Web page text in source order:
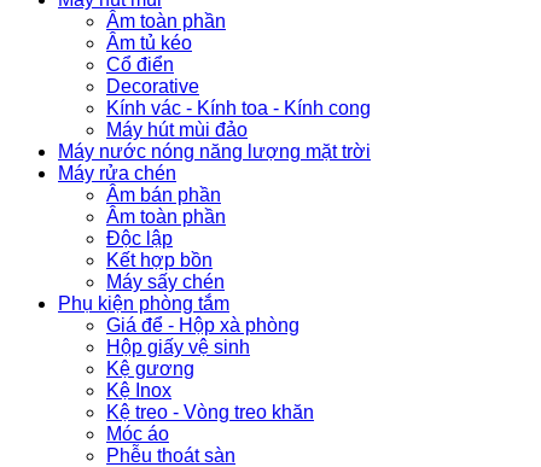
Âm toàn phần
Âm tủ kéo
Cổ điển
Decorative
Kính vác - Kính toa - Kính cong
Máy hút mùi đảo
Máy nước nóng năng lượng mặt trời
Máy rửa chén
Âm bán phần
Âm toàn phần
Độc lập
Kết hợp bồn
Máy sấy chén
Phụ kiện phòng tắm
Giá để - Hộp xà phòng
Hộp giấy vệ sinh
Kệ gương
Kệ Inox
Kệ treo - Vòng treo khăn
Móc áo
Phễu thoát sàn